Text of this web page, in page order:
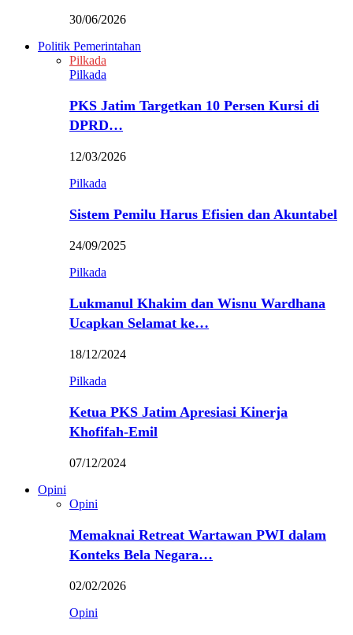
30/06/2026
Politik Pemerintahan
Pilkada
Pilkada
PKS Jatim Targetkan 10 Persen Kursi di
DPRD…
12/03/2026
Pilkada
Sistem Pemilu Harus Efisien dan Akuntabel
24/09/2025
Pilkada
Lukmanul Khakim dan Wisnu Wardhana
Ucapkan Selamat ke…
18/12/2024
Pilkada
Ketua PKS Jatim Apresiasi Kinerja
Khofifah-Emil
07/12/2024
Opini
Opini
Memaknai Retreat Wartawan PWI dalam
Konteks Bela Negara…
02/02/2026
Opini